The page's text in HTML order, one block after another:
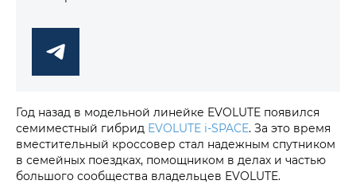
Год назад в модельной линейке EVOLUTE появился
семиместный гибрид EVOLUTE i‑SPACE. За это время
вместительный кроссовер стал надежным спутником
в семейных поездках, помощником в делах и частью
большого сообщества владельцев EVOLUTE.